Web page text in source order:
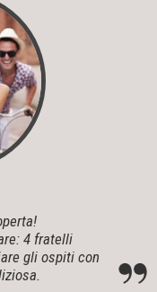
4 fratelli
gli ospiti con